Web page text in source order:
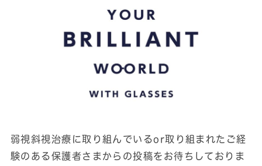
弱視斜視治療に取り組んでいるor取り組まれたご経
験のある保護者さまからの投稿をお待ちしておりま